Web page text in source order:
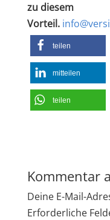
zu diesem
Vorteil.
teilen
mitteilen
teilen
Kommentar
Deine E-Mail-
Erforderliche